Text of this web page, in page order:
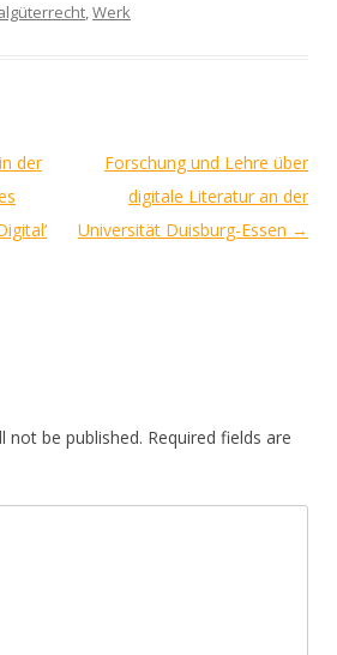
,Werk
der
Forschung und Lehre über
digitale Literatur an der
Universität Duisburg-Essen →
not be published. Required fields are